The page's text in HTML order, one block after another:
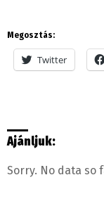
Megosztás:
Twitter
Ajánljuk:
Sorry. No data so